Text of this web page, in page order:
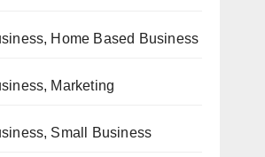
Home Based Business
Marketing
Small Business